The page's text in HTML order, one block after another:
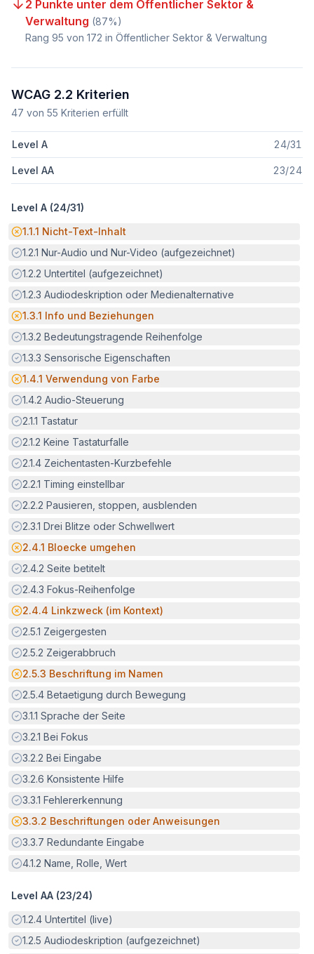
2 Punkte unter dem Öffentlicher Sektor &
Verwaltung (87%)
Rang 95 von 172 in Öffentlicher Sektor & Verwaltung
WCAG 2.2 Kriterien
47 von 55 Kriterien erfüllt
Level A 24/31
Level AA 23/24
Level A (24/31)
Potenzielle Barriere:
1.1.1 Nicht-Text-Inhalt
Erfüllt:
1.2.1 Nur-Audio und Nur-Video (aufgezeichnet)
Erfüllt:
1.2.2 Untertitel (aufgezeichnet)
Erfüllt:
1.2.3 Audiodeskription oder Medienalternative
Potenzielle Barriere:
1.3.1 Info und Beziehungen
Erfüllt:
1.3.2 Bedeutungstragende Reihenfolge
Erfüllt:
1.3.3 Sensorische Eigenschaften
Potenzielle Barriere:
1.4.1 Verwendung von Farbe
Erfüllt:
1.4.2 Audio-Steuerung
Erfüllt:
2.1.1 Tastatur
Erfüllt:
2.1.2 Keine Tastaturfalle
Erfüllt:
2.1.4 Zeichentasten-Kurzbefehle
Erfüllt:
2.2.1 Timing einstellbar
Erfüllt:
2.2.2 Pausieren, stoppen, ausblenden
Erfüllt:
2.3.1 Drei Blitze oder Schwellwert
Potenzielle Barriere:
2.4.1 Bloecke umgehen
Erfüllt:
2.4.2 Seite betitelt
Erfüllt:
2.4.3 Fokus-Reihenfolge
Potenzielle Barriere:
2.4.4 Linkzweck (im Kontext)
Erfüllt:
2.5.1 Zeigergesten
Erfüllt:
2.5.2 Zeigerabbruch
Potenzielle Barriere:
2.5.3 Beschriftung im Namen
Erfüllt:
2.5.4 Betaetigung durch Bewegung
Erfüllt:
3.1.1 Sprache der Seite
Erfüllt:
3.2.1 Bei Fokus
Erfüllt:
3.2.2 Bei Eingabe
Erfüllt:
3.2.6 Konsistente Hilfe
Erfüllt:
3.3.1 Fehlererkennung
Potenzielle Barriere:
3.3.2 Beschriftungen oder Anweisungen
Erfüllt:
3.3.7 Redundante Eingabe
Erfüllt:
4.1.2 Name, Rolle, Wert
Level AA (23/24)
Erfüllt:
1.2.4 Untertitel (live)
Erfüllt:
1.2.5 Audiodeskription (aufgezeichnet)